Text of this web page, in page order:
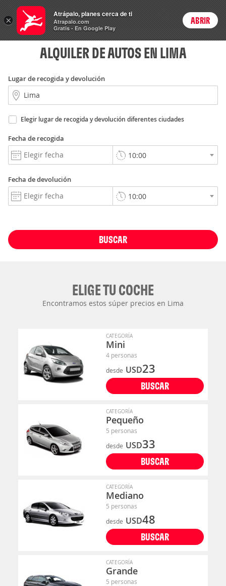
Rent
a Car Login
ALQUILER DE AUTOS EN LIMA
Lugar de recogida y devolución
Elegir lugar de recogida y devolución diferentes ciudades
Fecha de recogida
Fecha de devolución
BUSCAR
ELIGE TU COCHE
Encontramos estos súper precios en Lima
CATEGORÍA
Mini
4 personas
desde USD23
BUSCAR
CATEGORÍA
Pequeño
5 personas
desde USD33
BUSCAR
CATEGORÍA
Mediano
5 personas
desde USD48
BUSCAR
CATEGORÍA
Grande
5 personas
×
Atrápalo, planes cerca de ti
Atrapalo.com
Gratis - En Google Play
ABRIR